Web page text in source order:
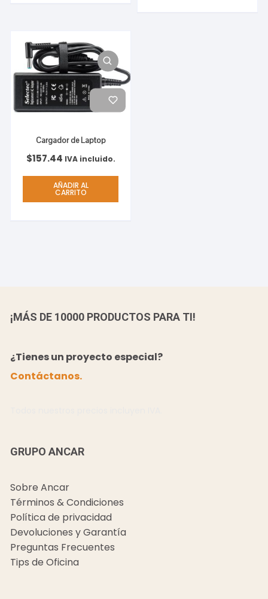
Cargador de Laptop
$157.44 IVA incluido.
AÑADIR AL
CARRITO
¡MÁS DE 10000 PRODUCTOS PARA TI!
¿Tienes un proyecto especial?
Contáctanos.
GRUPO ANCAR
Sobre Ancar
Términos & Condiciones
Política de privacidad
Devoluciones y Garantía
Preguntas Frecuentes
Tips de Oficina